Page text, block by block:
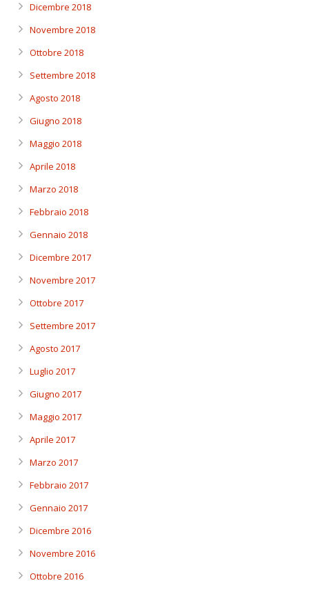
Dicembre 2018
Novembre 2018
Ottobre 2018
Settembre 2018
Agosto 2018
Giugno 2018
Maggio 2018
Aprile 2018
Marzo 2018
Febbraio 2018
Gennaio 2018
Dicembre 2017
Novembre 2017
Ottobre 2017
Settembre 2017
Agosto 2017
Luglio 2017
Giugno 2017
Maggio 2017
Aprile 2017
Marzo 2017
Febbraio 2017
Gennaio 2017
Dicembre 2016
Novembre 2016
Ottobre 2016